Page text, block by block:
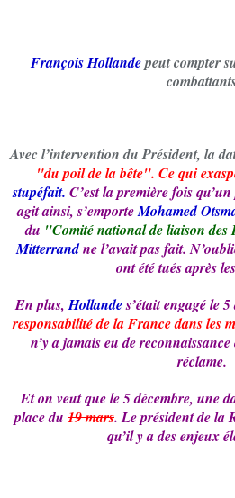
François Hollandepeut compter
Avec l’intervention du Président, la
"du poil de la bête". Ce qui
stupéfait. C’est la première fois
agit ainsi, s’emporteMohamed
du "Comité national de liaison
Mitterrandne l’avait pas fait.
ont été tués après
En plus,Hollandes’était engagé le
responsabilité de la France dans les
n’y a jamais eu de reconnaissance
réclame.
Et on veut que le 5 décembre, une
place du 19 mars. Le président de la
qu’il y a des enjeux